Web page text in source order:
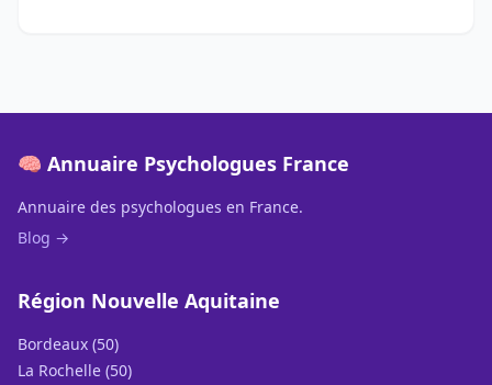
🧠 Annuaire Psychologues France
Annuaire des psychologues en France.
Blog →
Région Nouvelle Aquitaine
Bordeaux (50)
La Rochelle (50)